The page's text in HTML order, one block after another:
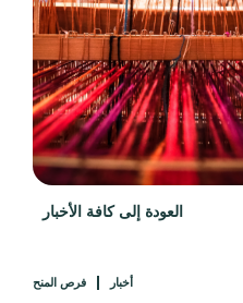
العودة إلى كافة الأخبار
فرص المنح أخبار